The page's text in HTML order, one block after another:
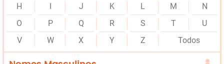
H
J K L M
N
O
P Q R S T
U
V
W X Y Z Todos